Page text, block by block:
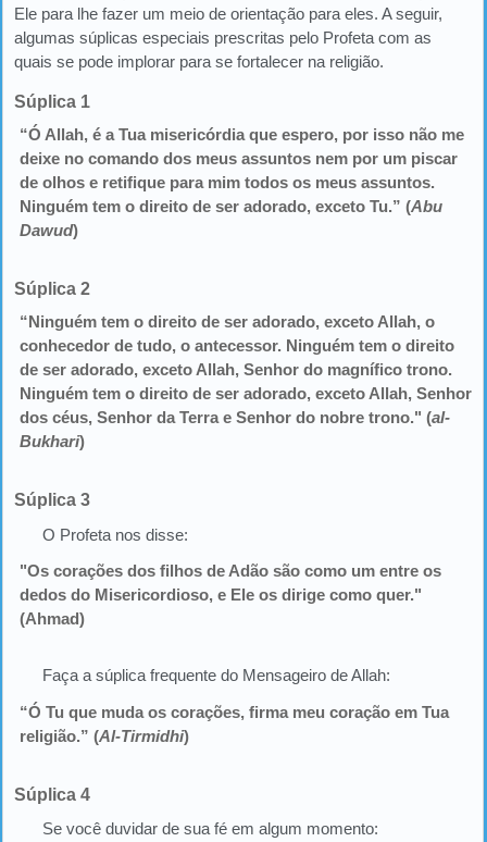
Ele para lhe fazer um meio de orientação para eles. A seguir,
algumas súplicas especiais prescritas pelo Profeta com as
quais se pode implorar para se fortalecer na religião.
Súplica 1
“Ó Allah, é a Tua misericórdia que espero, por isso não me
deixe no comando dos meus assuntos nem por um piscar
de olhos e retifique para mim todos os meus assuntos.
Ninguém tem o direito de ser adorado, exceto Tu.” (Abu
Dawud)
Súplica 2
“Ninguém tem o direito de ser adorado, exceto Allah, o
conhecedor de tudo, o antecessor. Ninguém tem o direito
de ser adorado, exceto Allah, Senhor do magnífico trono.
Ninguém tem o direito de ser adorado, exceto Allah, Senhor
dos céus, Senhor da Terra e Senhor do nobre trono." (al-
Bukhari)
Súplica 3
O Profeta nos disse:
"Os corações dos filhos de Adão são como um entre os
dedos do Misericordioso, e Ele os dirige como quer."
(Ahmad)
Faça a súplica frequente do Mensageiro de Allah:
“Ó Tu que muda os corações, firma meu coração em Tua
religião.” (Al-Tirmidhi)
Súplica 4
Se você duvidar de sua fé em algum momento: